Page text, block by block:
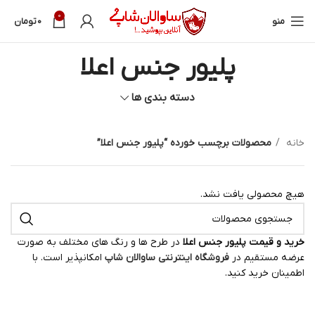
منو 0
0تومان
پلیور جنس اعلا
دسته بندی ها
خانه محصولات برچسب خورده “پلیور جنس اعلا”
هیچ محصولی یافت نشد.
خرید و قیمت پلیور جنس اعلا در طرح ها و رنگ های مختلف به صورت
عرضه مستقیم در فروشگاه اینترنتی ساوالان شاپ امکانپذیر است. با
اطمینان خرید کنید.